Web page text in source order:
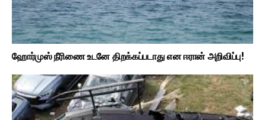
ஹோர்முஸ் நீரிணை உடனே திறக்கப்படாது என ஈரான் அறிவிப்பு!